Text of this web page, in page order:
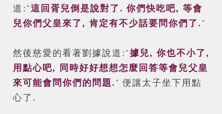
道:"這回胥兒倒是說對了. 你們快吃吧, 等會
兒你們父皇來了, 肯定有不少話要問你們了."
然後慈愛的看著劉據說道:"據兒, 你也不小了,
用點心吧, 同時好好想想怎麼回答等會兒父皇
來可能會問你們的問題." 便讓太子坐下用點
心了.